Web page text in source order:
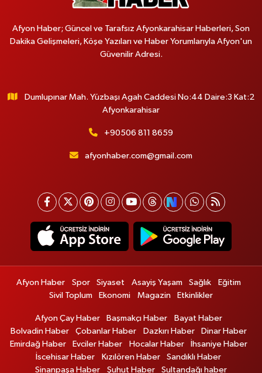
Afyon Haber; Güncel ve Tarafsız Afyonkarahisar Haberleri, Son
Dakika Gelişmeleri, Köşe Yazıları ve Haber Yorumlarıyla Afyon'un
Güvenilir Adresi.
Dumlupınar Mah. Yüzbaşı Agah Caddesi No:44 Daire:3 Kat:2
Afyonkarahisar
+90506 811 8659
afyonhaber.com@gmail.com
Afyon Haber Spor Siyaset Asayiş Yaşam Sağlık
Eğitim
Sivil Toplum
Ekonomi Magazin Etkinlikler
Afyon Çay Haber Başmakçı Haber
Bayat Haber
Bolvadin Haber
Çobanlar Haber Dazkırı Haber
Dinar Haber
Emirdağ Haber
Evciler Haber Hocalar Haber
İhsaniye Haber
İscehisar Haber
Kızılören Haber
Sandıklı Haber
Sinanpaşa Haber
Şuhut Haber Sultandağı haber